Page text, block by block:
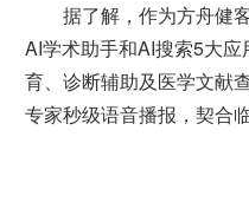
据了解，作为方舟健客
AI学术助手和AI搜索5大
育、诊断辅助及医学文献
专家秒级语音播报，契合